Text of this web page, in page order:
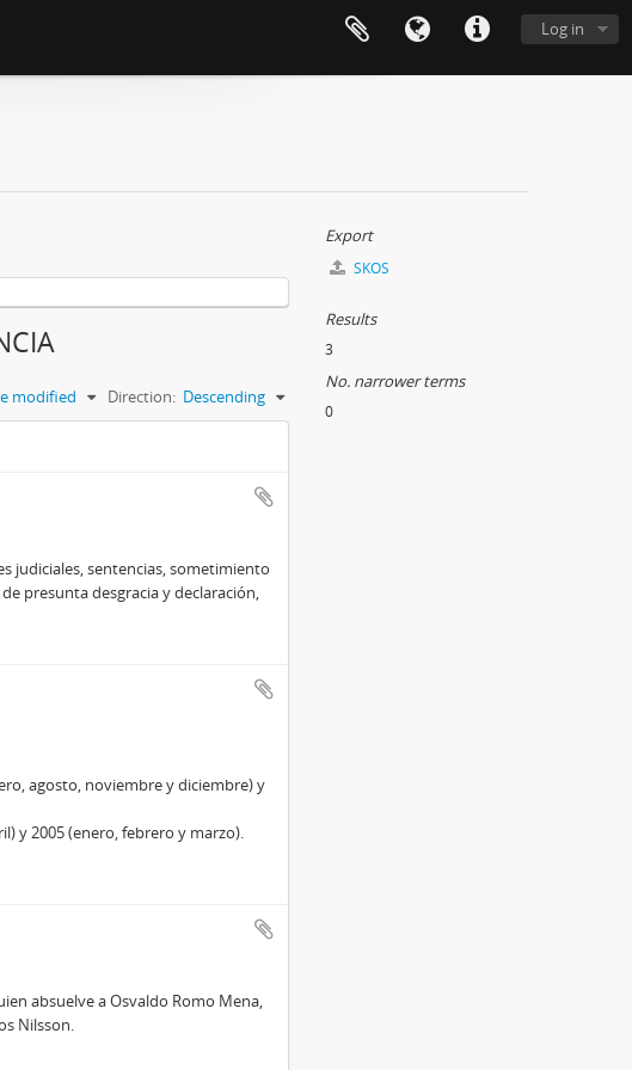
Log in
modified Direction: Descending
judiciales, sentencias, sometimiento
presunta desgracia y declaración,
agosto, noviembre y diciembre) y
y 2005 (enero, febrero y marzo).
absuelve a Osvaldo Romo Mena,
Nilsson.
Export
SKOS
Results
3
No. narrower terms
0